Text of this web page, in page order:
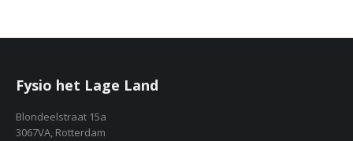
Fysio het Lage Land
Blondeelstraat 15a
3067VA, Rotterdam